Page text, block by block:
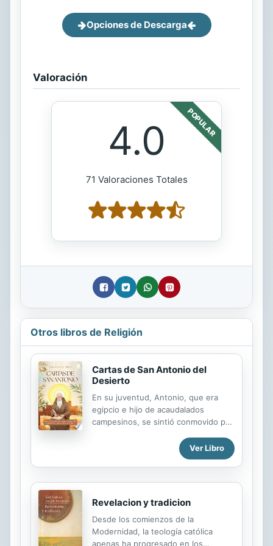
Opciones de Descarga
Valoración
POPULAR
4.0
71 Valoraciones Totales
Otros libros de Religión
Cartas de San Antonio del
Desierto
En su juventud, Antonio, que era
egipcio e hijo de acaudalados
campesinos, se sintió conmovido por
llegaron en el marco de una
celebración eucarística: "Si quieres
ser perfecto, ve y vende todo lo que
tienes y dalo a los pobres...". Así lo
sólo parte para una hermana, a la
que entregó, parece, al cuidado de
unas vírgenes consagradas. Llevó
inicialmente vida apartada en su
Ver Libro
Revelacion y tradicion
Desde los comienzos de la
Modernidad, la teología católica
apenas ha progresado en los